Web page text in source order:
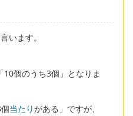
います。
個のうち3個」となりま
当たりがある」ですが、